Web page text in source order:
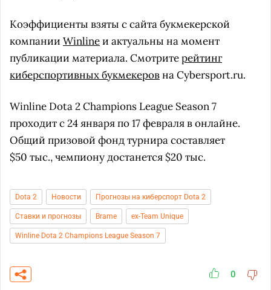
Коэффициенты взяты с сайта букмекерской
компании Winlineи актуальны на момент
публикации материала. Смотритерейтинг
киберспортивных букмекеровна Cybersport.ru.
Winline Dota 2 Champions League Season 7
проходит с 24 января по 17 февраля в онлайне.
Общий призовой фонд турнира составляет
$50 тыс., чемпиону достанется $20 тыс.
Dota 2 Новости Прогнозы на киберспорт Dota 2
Ставки и прогнозы Brame ex-Team Unique
Winline Dota 2 Champions League Season 7
0